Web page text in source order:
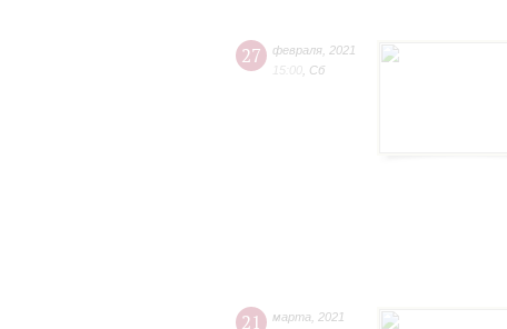
27 февраля 2021
15:00 Сб
21 марта
2021